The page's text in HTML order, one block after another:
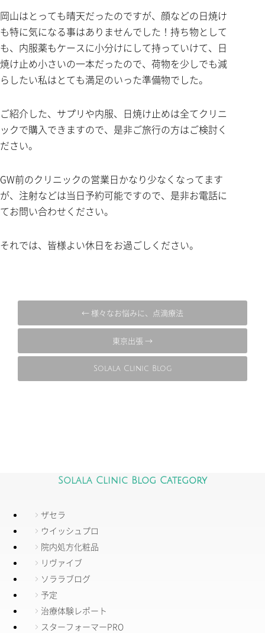
岡山はとっても晴天だったのですが、顔などの日焼け
も特に気になる事はありませんでした！持ち物として
も、内服薬もケースに小分けにして持っていけて、日
焼け止め小さいの一本だったので、荷物を少しでも減
らしたい私はとても満足のいった準備物でした。
ご紹介した、サプリや内服、日焼け止めは全てクリニ
ックで購入できますので、是非ご旅行の方はご検討く
ださい。
GW前のクリニックの営業日かなり少なくなってます
が、注射などは当日予約可能ですので、是非お電話に
てお問い合わせください。
それでは、皆様よい休日をお過ごしください。
← 様々なお悩みに、点滴療法
Solala Clinic Blog
東京出張 →
Solala Clinic Blog Category
ザセラ
ウイッシュプロ
院内処方化粧品
リヴァイブ
ソララブログ
予定
治療体験レポート
スターフォーマーPRO